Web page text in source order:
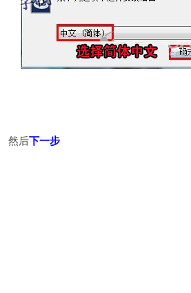
然后下一步